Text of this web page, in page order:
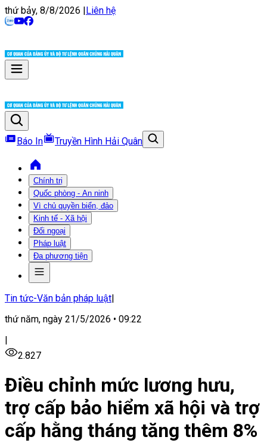
thứ bảy, 8/8/2026 |Liên hệ
Báo In Truyền Hình Hải Quân
Chính trị
Quốc phòng - An ninh
Vì chủ quyền biển, đảo
Kinh tế - Xã hội
Đối ngoại
Pháp luật
Đa phương tiện
Tin tức-Văn bản pháp luật|
thứ năm, ngày 21/5/2026 • 09:22
|
2.827
Điều chỉnh mức lương hưu,
trợ cấp bảo hiểm xã hội và trợ
cấp hằng tháng tăng thêm 8%